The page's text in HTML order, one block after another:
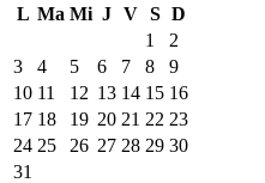
L Ma Mi J V S D
1
2
3
4 5 6 7 8
9
10 11 12 13 14 15 16
17 18 19 20 21 22 23
24 25 26 27 28 29 30
31